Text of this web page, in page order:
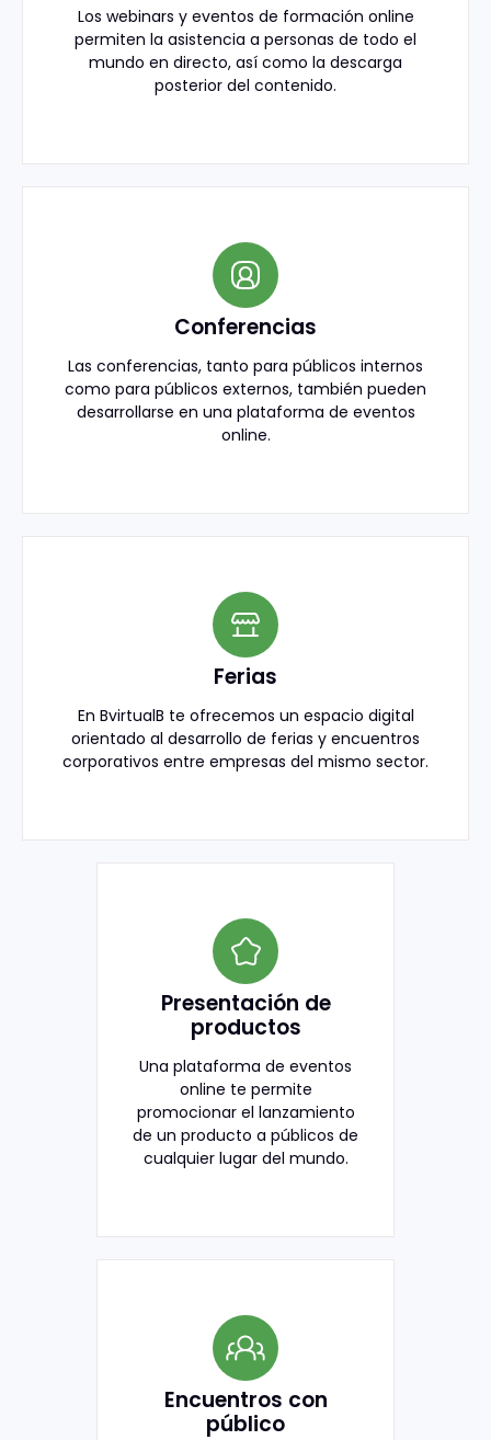
Los webinars y eventos de formación online
permiten la asistencia a personas de todo el
mundo en directo, así como la descarga
posterior del contenido.
Conferencias
Las conferencias, tanto para públicos internos
como para públicos externos, también pueden
desarrollarse en una plataforma de eventos
online.
Ferias
En BvirtualB te ofrecemos un espacio digital
orientado al desarrollo de ferias y encuentros
corporativos entre empresas del mismo sector.
Presentación de
productos
Una plataforma de eventos
online te permite
promocionar el lanzamiento
de un producto a públicos de
cualquier lugar del mundo.
Encuentros con
público